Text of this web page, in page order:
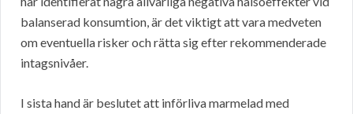
balanserad konsumtion, är det viktigt att vara medveten
om eventuella risker och rätta sig efter rekommenderade
intagsnivåer.
I sista hand är beslutet att införliva marmelad med